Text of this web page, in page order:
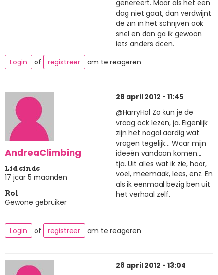
genereert. Maar als het een
dag niet gaat, dan verdwijnt
de zin in het schrijven ook
snel en dan ga ik gewoon
iets anders doen.
Login
of registreer om te reageren
AndreaClimbing
Lid sinds
17 jaar 5 maanden
Rol
Gewone gebruiker
28 april 2012 - 11:45
@HarryHol Zo kun je de
vraag ook lezen, ja. Eigenlijk
zijn het nogal aardig wat
vragen tegelijk... Waar mijn
ideeën vandaan komen...
tja. Uit alles wat ik zie, hoor,
voel, meemaak, lees, enz. En
als ik eenmaal bezig ben uit
het verhaal zelf.
Login of registreer om te reageren
28 april 2012 - 13:04